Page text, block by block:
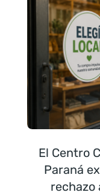
El Centro
Paraná
rechazo